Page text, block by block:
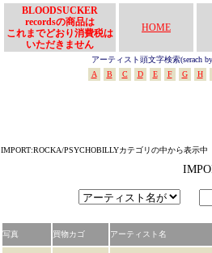
BLOODSUCKER
recordsの商品は
これまでどおり消費税は
いただきません
HOME
アーティスト頭文字検索(serach
A
B C D E F G H
IMPORT:ROCKA/PSYCHOBILLYカテゴリの中から表示中
写真 買物カゴ アーティスト名